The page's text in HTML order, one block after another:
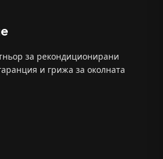
за рекондиционирани
и грижа за околната